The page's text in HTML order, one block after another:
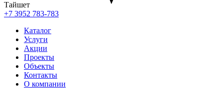
Тайшет
+7 3952 783-783
Каталог
Услуги
Акции
Проекты
Объекты
Контакты
О компании